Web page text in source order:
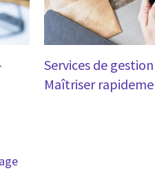
Services de
Maîtriser